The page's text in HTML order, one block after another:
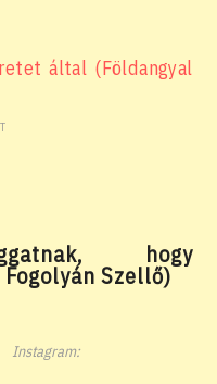
által (Földangyal
hogy
Szellő)